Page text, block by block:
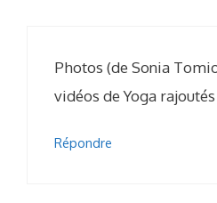
Photos (de Sonia
vidéos de Yoga
Répondre